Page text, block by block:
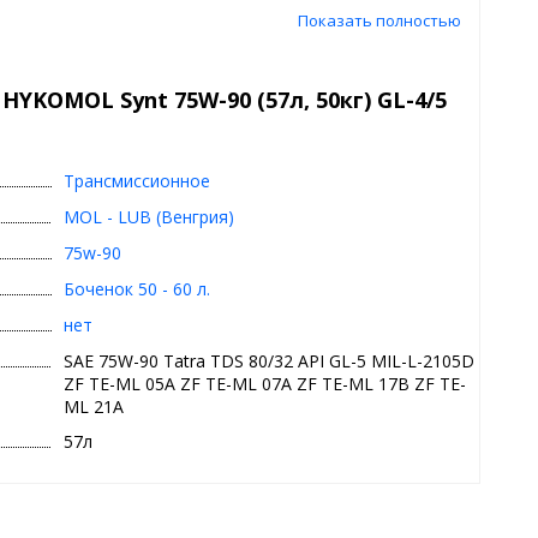
высокими эксплуатационными свойствами, отвечающее
техники, в которых инструкцией по
срок службы, если это указано производителем
Показать полностью
Synt 75W-90 (57л, 50кг) GL-4/5
Трансмиссионное
MOL - LUB (Венгрия)
75w-90
Боченок 50 - 60 л.
нет
SAE 75W-90 Tatra TDS 80/32 API GL-5 MIL-L-2105D
ZF TE-ML 05A ZF TE-ML 07A ZF TE-ML 17B ZF TE-
ML 21A
57л